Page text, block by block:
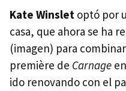
Kate Winslet optó por
casa, que ahora se ha
(imagen) para
première de Carnage
ido renovando con el